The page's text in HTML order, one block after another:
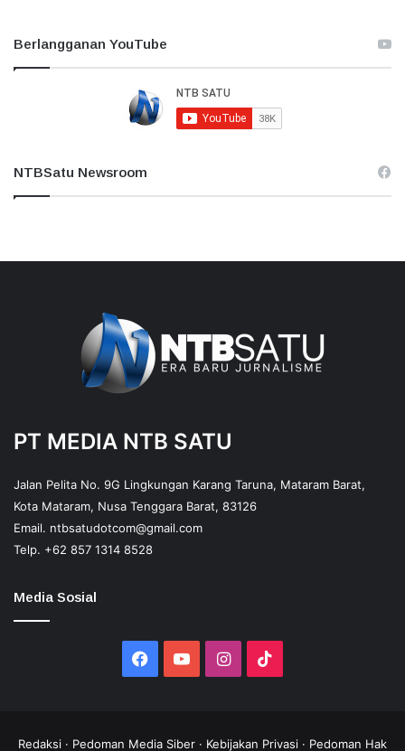
Berlangganan YouTube
NTBSatu Newsroom
PT MEDIA NTB SATU
Jalan Pelita No. 9G Lingkungan Karang Taruna, Mataram Barat,
Kota Mataram, Nusa Tenggara Barat, 83126
Email. ntbsatudotcom@gmail.com
Telp. +62 857 1314 8528
Media Sosial
Facebook
YouTubeInstagram
Redaksi · Pedoman Media Siber · Kebijakan Privasi · Pedoman Hak